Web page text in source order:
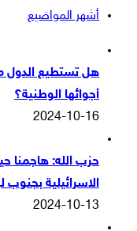
أشهر المواضيع
هل تستطيع الدول
أجوائها الوطنية؟
2024-10-16
حزب الله: هاجمنا
الاسرائيلية بجنوب
2024-10-13